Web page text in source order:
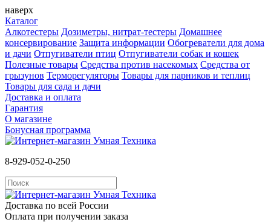
наверх
Каталог
Алкотестеры Дозиметры, нитрат-тестеры Домашнее
консервирование Защита информации Обогреватели для дома
и дачи Отпугиватели птиц Отпугиватели собак и кошек
Полезные товары Средства против насекомых Cредства от
грызунов Терморегуляторы Товары для парников и теплиц
Товары для сада и дачи
Доставка и оплата
Гарантия
О магазине
Бонусная программа
8-929-052-0-250
Доставка по всей России
Оплата при получении заказа